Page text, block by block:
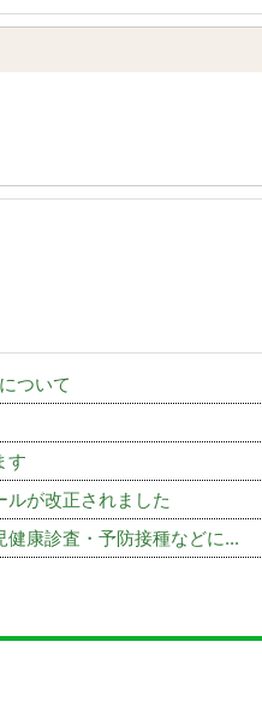
ついて
す
が改正されました
康診査・予防接種などに...